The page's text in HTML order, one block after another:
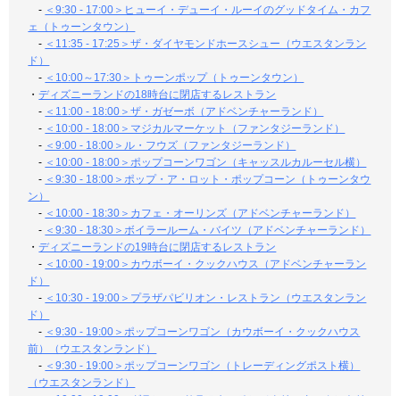
- ＜9:30 - 17:00＞ヒューイ・デューイ・ルーイのグッドタイム・カフ
ェ（トゥーンタウン）
- ＜11:35 - 17:25＞ザ・ダイヤモンドホースシュー（ウエスタンラン
ド）
- ＜10:00～17:30＞トゥーンポップ（トゥーンタウン）
・ディズニーランドの18時台に閉店するレストラン
- ＜11:00 - 18:00＞ザ・ガゼーボ（アドベンチャーランド）
- ＜10:00 - 18:00＞マジカルマーケット（ファンタジーランド）
- ＜9:00 - 18:00＞ル・フウズ（ファンタジーランド）
- ＜10:00 - 18:00＞ポップコーンワゴン（キャッスルカルーセル横）
- ＜9:30 - 18:00＞ポップ・ア・ロット・ポップコーン（トゥーンタウ
ン）
- ＜10:00 - 18:30＞カフェ・オーリンズ（アドベンチャーランド）
- ＜9:30 - 18:30＞ボイラールーム・バイツ（アドベンチャーランド）
・ディズニーランドの19時台に閉店するレストラン
- ＜10:00 - 19:00＞カウボーイ・クックハウス（アドベンチャーラン
ド）
- ＜10:30 - 19:00＞プラザパビリオン・レストラン（ウエスタンラン
ド）
- ＜9:30 - 19:00＞ポップコーンワゴン（カウボーイ・クックハウス
前）（ウエスタンランド）
- ＜9:30 - 19:00＞ポップコーンワゴン（トレーディングポスト横）
（ウエスタンランド）